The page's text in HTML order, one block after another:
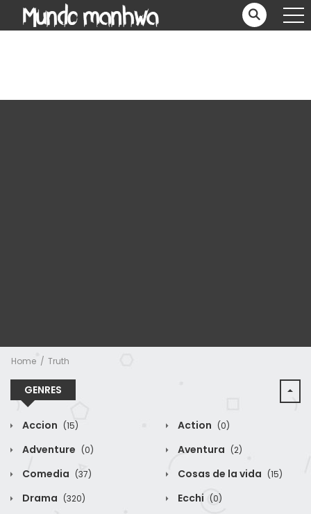
Home Truth
GENRES
Accion (15) Action (0)
Adventure (0) Aventura (2)
Comedia (37) Cosas de la vida (15)
Drama (320) Ecchi (0)